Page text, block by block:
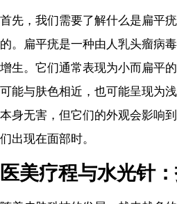
首先，我们需要了解什么是扁平
的。扁平疣是一种由人乳头瘤病
增生。它们通常表现为小而扁平
可能与肤色相近，也可能呈现为
本身无害，但它们的外观会影响
们出现在面部时。
医美疗程与水光针